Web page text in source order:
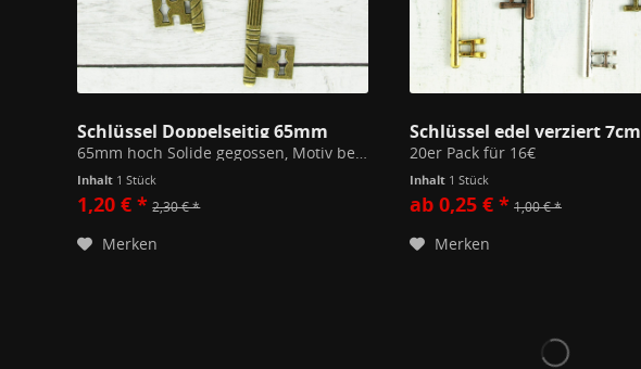
Schlüssel Doppelseitig 65mm
Inhalt 1 Stück
1,20 € * 2,30 € *
Merken
Schlüssel edel verziert 7cm
20er Pack für 16€
Inhalt 1 Stück
ab 0,25 € * 1,00 € *
Merken